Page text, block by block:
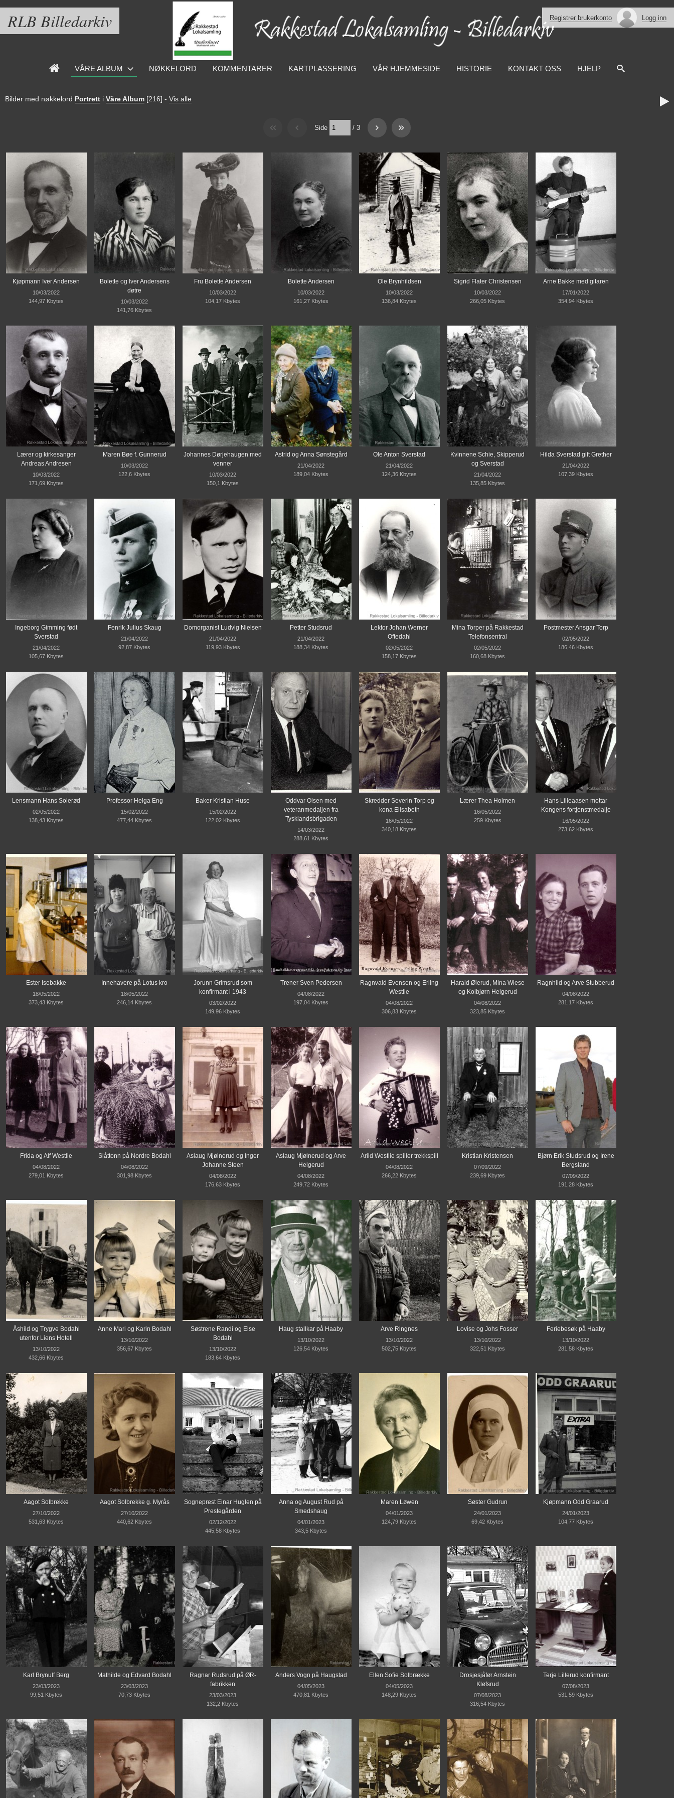
RLB Billedarkiv Registrer brukerkonto Logg inn
VÅRE ALBUM NØKKELORD KOMMENTARER KARTPLASSERING VÅR HJEMMESIDE HISTORIE KONTAKT OSS HJELP
Bilder med nøkkelord Portrett i Våre Album [216] - Vis alle 
Side / 3
Kjøpmann Iver Andersen
10/03/2022
144,97 Kbytes
Bolette og Iver Andersens
døtre
10/03/2022
141,76 Kbytes
Fru Bolette Andersen
10/03/2022
104,17 Kbytes
Bolette Andersen
10/03/2022
161,27 Kbytes
Ole Brynhildsen
10/03/2022
136,84 Kbytes
Sigrid Flater Christensen
10/03/2022
266,05 Kbytes
Arne Bakke med gitaren
17/01/2022
354,94 Kbytes
Lærer og kirkesanger
Andreas Andresen
10/03/2022
171,69 Kbytes
Maren Bøe f. Gunnerud
10/03/2022
122,6 Kbytes
Johannes Dørjehaugen med
venner
10/03/2022
150,1 Kbytes
Astrid og Anna Sønstegård
21/04/2022
189,04 Kbytes
Ole Anton Sverstad
21/04/2022
124,36 Kbytes
Kvinnene Schie, Skipperud
og Sverstad
21/04/2022
135,85 Kbytes
Hilda Sverstad gift Grether
21/04/2022
107,39 Kbytes
Ingeborg Gimming født
Sverstad
21/04/2022
105,67 Kbytes
Fenrik Julius Skaug
21/04/2022
92,87 Kbytes
Domorganist Ludvig Nielsen
21/04/2022
119,93 Kbytes
Petter Studsrud
21/04/2022
188,34 Kbytes
Lektor Johan Werner
Oftedahl
02/05/2022
158,17 Kbytes
Mina Torper på Rakkestad
Telefonsentral
02/05/2022
160,68 Kbytes
Postmester Ansgar Torp
02/05/2022
186,46 Kbytes
Lensmann Hans Solerød
02/05/2022
138,43 Kbytes
Professor Helga Eng
15/02/2022
477,44 Kbytes
Baker Kristian Huse
15/02/2022
122,02 Kbytes
Oddvar Olsen med
veteranmedaljen fra
Tysklandsbrigaden
14/03/2022
288,61 Kbytes
Skredder Severin Torp og
kona Elisabeth
16/05/2022
340,18 Kbytes
Lærer Thea Holmen
16/05/2022
259 Kbytes
Hans Lilleaasen mottar
Kongens fortjenstmedalje
16/05/2022
273,62 Kbytes
Ester Isebakke
18/05/2022
373,43 Kbytes
Innehavere på Lotus kro
18/05/2022
246,14 Kbytes
Jorunn Grimsrud som
konfirmant i 1943
03/02/2022
149,96 Kbytes
Trener Sven Pedersen
04/08/2022
197,04 Kbytes
Ragnvald Evensen og Erling
Westlie
04/08/2022
306,83 Kbytes
Harald Øierud, Mina Wiese
og Kolbjørn Helgerud
04/08/2022
323,85 Kbytes
Ragnhild og Arve Stubberud
04/08/2022
281,17 Kbytes
Frida og Alf Westlie
04/08/2022
279,01 Kbytes
Slåttonn på Nordre Bodahl
04/08/2022
301,98 Kbytes
Aslaug Mjølnerud og Inger
Johanne Steen
04/08/2022
176,63 Kbytes
Aslaug Mjølnerud og Arve
Helgerud
04/08/2022
249,72 Kbytes
Arild Westlie spiller trekkspill
04/08/2022
266,22 Kbytes
Kristian Kristensen
07/09/2022
239,69 Kbytes
Bjørn Erik Studsrud og Irene
Bergsland
07/09/2022
191,28 Kbytes
Åshild og Trygve Bodahl
utenfor Liens Hotell
13/10/2022
432,66 Kbytes
Anne Mari og Karin Bodahl
13/10/2022
356,67 Kbytes
Søstrene Randi og Else
Bodahl
13/10/2022
183,64 Kbytes
Haug stallkar på Haaby
13/10/2022
126,54 Kbytes
Arve Ringnes
13/10/2022
502,75 Kbytes
Lovise og Johs Fosser
13/10/2022
322,51 Kbytes
Feriebesøk på Haaby
13/10/2022
281,58 Kbytes
Aagot Solbrekke
27/10/2022
531,63 Kbytes
Aagot Solbrekke g. Myrås
27/10/2022
440,62 Kbytes
Sogneprest Einar Huglen på
Prestegården
02/12/2022
445,58 Kbytes
Anna og August Rud på
Smedshaug
04/01/2023
343,5 Kbytes
Maren Løwen
04/01/2023
124,79 Kbytes
Søster Gudrun
24/01/2023
69,42 Kbytes
Kjøpmann Odd Graarud
24/01/2023
104,77 Kbytes
Karl Brynulf Berg
23/03/2023
99,51 Kbytes
Mathilde og Edvard Bodahl
23/03/2023
70,73 Kbytes
Ragnar Rudsrud på ØR-
fabrikken
23/03/2023
132,2 Kbytes
Anders Vogn på Haugstad
04/05/2023
470,81 Kbytes
Ellen Sofie Solbrække
04/05/2023
148,29 Kbytes
Drosjesjåfør Arnstein
Kløfsrud
07/08/2023
316,54 Kbytes
Terje Lillerud konfirmant
07/08/2023
531,59 Kbytes